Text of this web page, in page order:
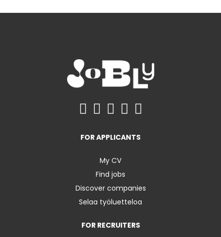
FOR APPLICANTS
My CV
Find jobs
Discover companies
Selaa työluetteloa
FOR RECRUITERS